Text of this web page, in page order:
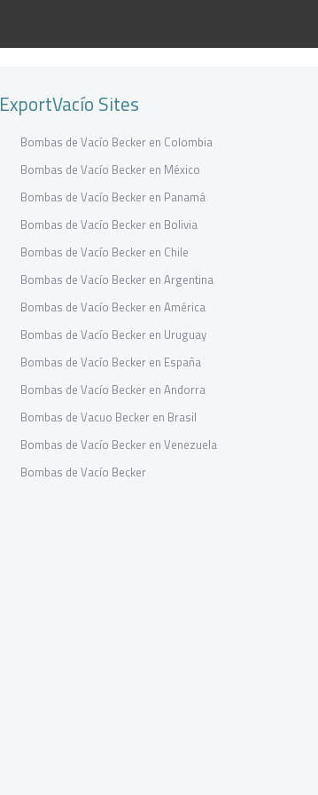
ExportVacío Sites
Bombas de Vacío Becker en Colombia
Bombas de Vacío Becker en México
Bombas de Vacío Becker en Panamá
Bombas de Vacío Becker en Bolivia
Bombas de Vacío Becker en Chile
Bombas de Vacío Becker en Argentina
Bombas de Vacío Becker en América
Bombas de Vacío Becker en Uruguay
Bombas de Vacío Becker en España
Bombas de Vacío Becker en Andorra
Bombas de Vacuo Becker en Brasil
Bombas de Vacío Becker en Venezuela
Bombas de Vacío Becker